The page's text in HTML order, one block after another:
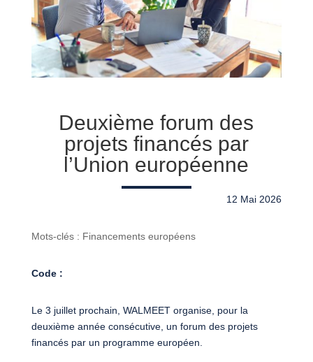
Deuxième forum des
projets financés par
l’Union européenne
12 Mai 2026
Mots-clés : Financements européens
Code :
Le 3 juillet prochain, WALMEET organise, pour la
deuxième année consécutive, un forum des projets
financés par un programme européen.